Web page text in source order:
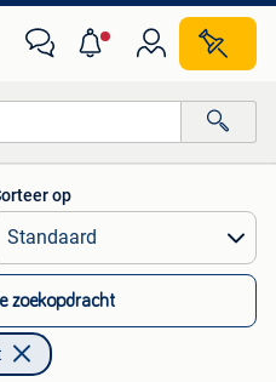
op
zoekopdracht